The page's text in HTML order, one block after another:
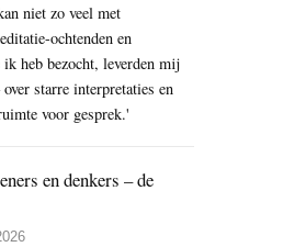
niet zo veel met
ochtenden en
heb bezocht, leverden mij
starre interpretaties en
voor gesprek.'
en denkers – de